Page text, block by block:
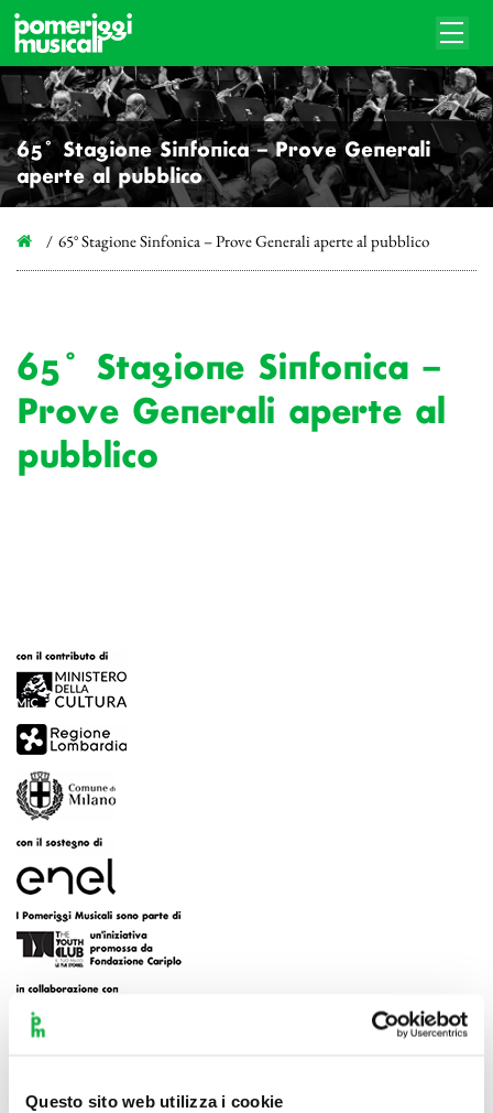
Questo sito web utilizza i cookie
65° Stagione Sinfonica – Prove Generali
aperte al pubblico
65° Stagione Sinfonica – Prove Generali aperte al pubblico
65° Stagione Sinfonica –
Prove Generali aperte al
pubblico